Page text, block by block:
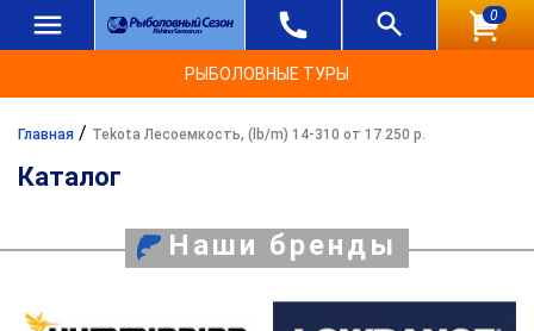
0
РЫБОЛОВНЫЕ ТУРЫ
Главная / Tekota Лесоемкость, (lb/m) 14-310 от 17 250 р.
Каталог
Наши бренды